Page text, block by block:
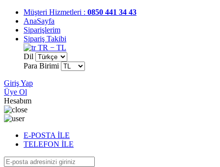
Müşteri Hizmetleri : 0850 441 34 43
AnaSayfa
Siparişlerim
Sipariş Takibi
TR − TL
Dil
Para Birimi
Giriş Yap
Üye Ol
Hesabım
E-POSTA İLE
TELEFON İLE